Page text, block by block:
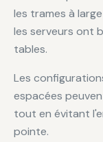
les trames à
les serveurs ont
tables.
Les
espacées
tout en évitant
pointe.